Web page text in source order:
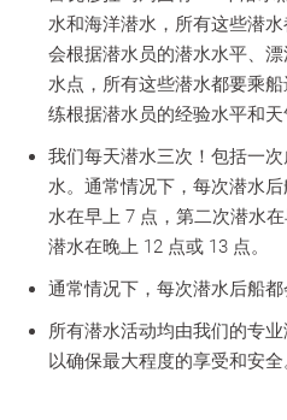
水和海洋潜水，所有这些潜
会根据潜水员的潜水水平、
水点，所有这些潜水都要乘
练根据潜水员的经验水平和天
我们每天潜水三次！包括一
水。通常情况下，每次潜水
水在早上 7 点，第二次潜水
潜水在晚上 12 点或 13 点。
通常情况下，每次潜水后船
所有潜水活动均由我们的专
以确保最大程度的享受和安全